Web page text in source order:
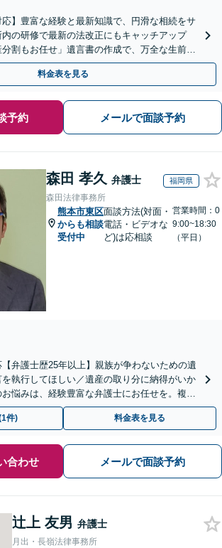
応】豊富な経験と最新知識で、円滑な相続をサ
の研修で最新の法改正にもキャッチアップ
分割もお任せ」遺言書の作成で、万全な生前対
夜間・休日面談可】
料金表を見る
予約 メールで面談予約
森田 孝久 弁護士 福岡県
森田法律事務所
熊本市東区
からも相談
受付中
面談方法(対面・
電話・ビデオな
ど)は応相談
営業時間：0
9:00~18:30
（平日）
弁護士歴25年以上】親族が争わないための遺
執行してほしい／遺産の取り分に納得がいか
悩みは、経験豊富な弁護士にお任せを。複雑
、解決に導きます。
件) 料金表を見る
合わせ メールで面談予約
辻上 友男 弁護士
月出・長嶺法律事務所